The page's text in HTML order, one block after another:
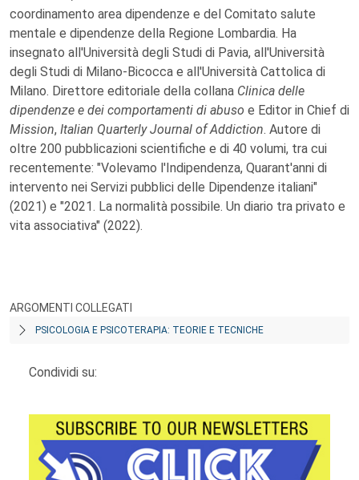
coordinamento area dipendenze e del Comitato salute
mentale e dipendenze della Regione Lombardia. Ha
insegnato all'Università degli Studi di Pavia, all'Università
degli Studi di Milano-Bicocca e all'Università Cattolica di
Milano. Direttore editoriale della collana Clinica delle
dipendenze e dei comportamenti di abuso e Editor in Chief di
Mission, Italian Quarterly Journal of Addiction. Autore di
oltre 200 pubblicazioni scientifiche e di 40 volumi, tra cui
recentemente: "Volevamo l'Indipendenza, Quarant'anni di
intervento nei Servizi pubblici delle Dipendenze italiani"
(2021) e "2021. La normalità possibile. Un diario tra privato e
vita associativa" (2022).
ARGOMENTI COLLEGATI
PSICOLOGIA E PSICOTERAPIA: TEORIE E TECNICHE
Condividi su: